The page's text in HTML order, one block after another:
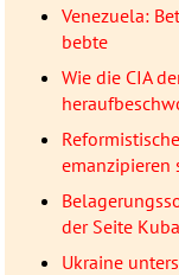
Venezuela:
bebte
Wie die CIA
emanzipieren
der Seite
Ukraine